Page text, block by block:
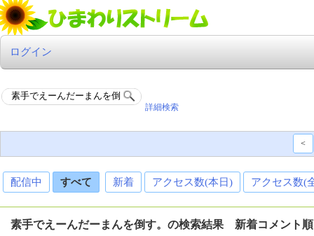
ログイン
詳細検索
<
配信中 すべて 新着 アクセス数(本日) アクセス数(
素手でえーんだーまんを倒す。の検索結果 新着コメント順